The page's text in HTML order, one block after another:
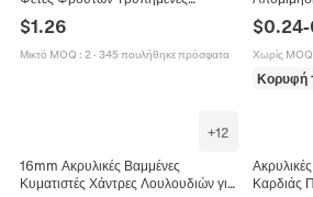
Πολύχρωμες Χειροποίητες Για
Κατασκευή Κοσμημάτων DIY
$1.26
Μικτό MOQ : 2· 345 πουλήθηκε πρόσφατα
Κολιέ
$0.24-
Χωρίς MOQ
Κορυφή
+12
16mm Ακρυλικές Βαμμένες
Κυματιστές Χάντρες Λουλουδιών για
Καρδιάς